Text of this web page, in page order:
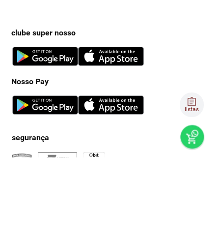
listas
clube super nosso
Nosso Pay